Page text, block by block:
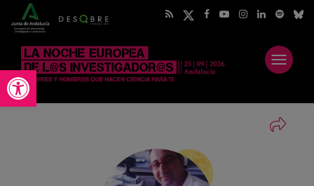
Abrir barra de herramientas
Abrir
menú